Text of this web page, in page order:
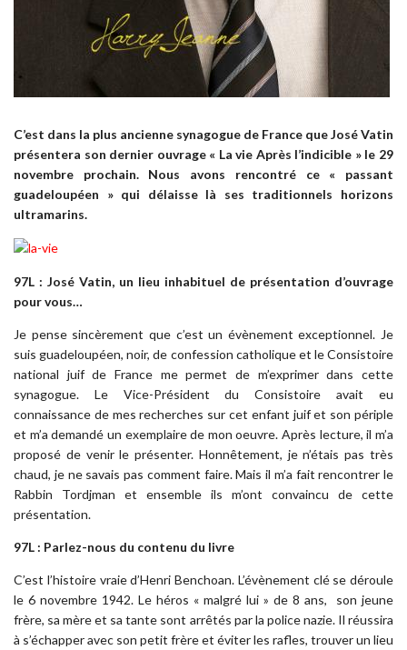
C’est dans la plus ancienne synagogue de France que José Vatin
présentera son dernier ouvrage « La vie Après l’indicible » le 29
novembre prochain. Nous avons rencontré ce « passant
guadeloupéen » qui délaisse là ses traditionnels horizons
ultramarins.
97L : José Vatin, un lieu inhabituel de présentation d’ouvrage
pour vous…
Je pense sincèrement que c’est un évènement exceptionnel. Je
suis guadeloupéen, noir, de confession catholique et le Consistoire
national juif de France me permet de m’exprimer dans cette
synagogue. Le Vice-Président du Consistoire avait eu
connaissance de mes recherches sur cet enfant juif et son périple
et m’a demandé un exemplaire de mon oeuvre. Après lecture, il m’a
proposé de venir le présenter. Honnêtement, je n’étais pas très
chaud, je ne savais pas comment faire. Mais il m’a fait rencontrer le
Rabbin Tordjman et ensemble ils m’ont convaincu de cette
présentation.
97L : Parlez-nous du contenu du livre
C’est l’histoire vraie d’Henri Benchoan. L’évènement clé se déroule
le 6 novembre 1942. Le héros « malgré lui » de 8 ans, son jeune
frère, sa mère et sa tante sont arrêtés par la police nazie. Il réussira
à s’échapper avec son petit frère et éviter les rafles, trouver un lieu